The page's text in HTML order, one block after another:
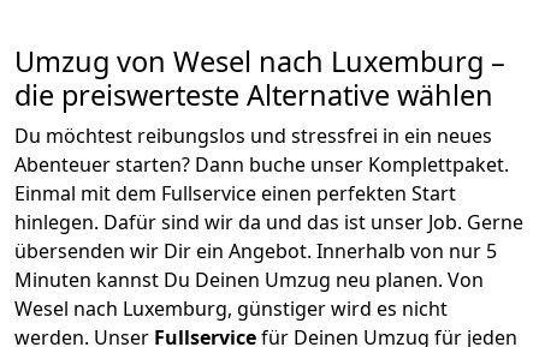
Umzug von Wesel nach Luxemburg –
die preiswerteste Alternative wählen
Du möchtest reibungslos und stressfrei in ein neues
Abenteuer starten? Dann buche unser Komplettpaket.
Einmal mit dem Fullservice einen perfekten Start
hinlegen. Dafür sind wir da und das ist unser Job. Gerne
übersenden wir Dir ein Angebot. Innerhalb von nur 5
Minuten kannst Du Deinen Umzug neu planen. Von
Wesel nach Luxemburg, günstiger wird es nicht
werden. Unser Fullservicefür Deinen Umzug für jeden